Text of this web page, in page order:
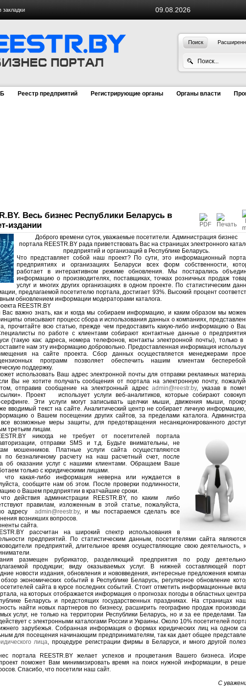
09.08.2026
закладки
Поиск
Реестр предприятий Регистрирующие органы Органы власти
Весь бизнес Республики Беларусь в
издании
Доброго времени суток, уважаемые посетители. Администрация бизнес
портала REESTR.BY рада приветствовать Вас на страницах электронного
предприятий и организаций в Республике Беларусь.
Что представляет собой наш проект? По сути, это информационный
предприятиях и организациях Беларуси всех форм собственности,
работает в интерактивном режиме обновления. Мы постарались
информацию о производителях, поставщиках, точках розничных продаж
услуг и многих других организациях в одном проекте. По статистическим
предлагаемой посетителю портала, достигает 93%. Высокий процент
обновлением информации модераторами каталога.
REESTR.BY
Вас важно знать, как и когда мы собираем информацию, и каким образом мы
описывают процесс сбора и использования данных о компаниях,
прочитайте всю статью, прежде чем предоставить какую-либо информацию о
по работе с клиентами собирают контактные данные о
(такую как: адреса, номера телефонов, контакты электронной почты), только в
нам эту информацию добровольно. Предоставленная информация
на сайте проекта. Сбор данных осуществляется менеджерами
программ позволяет обеспечить нашим клиентам
поддержку.
использовать Ваш адрес электронной почты для отправки рекламных
Вы не хотите получать сообщения от портала на электронную почту,
отправив сообщение на электронный адресadmin@reestr.by, указав в
Проект использует услуги веб-аналитиков, которые собирают
Эти услуги могут записывать щелчки мыши, движения мыши,
вводимый текст на сайте. Аналитический центр не собирает личную информацию,
о Вашем посещении других сайтов, за пределами каталога.
возможные меры защиты, для предотвращения несанкционированного
третьим лицам.
никогда не требует от посетителей портала
отправки SMS и т.д. Будьте внимательны, не
мошенников. Платные услуги сайта осуществляются
по безналичному расчету на наш расчетный счет, после
об оказании услуг с нашими клиентами. Обращаем Ваше
только с юридическими лицами.
что какая-либо информация неверна или нуждается в
сообщите нам об этом. После проверки подлинности,
о Вашем предприятии в кратчайшие сроки.
действия администрации REESTR.BY, по каким либо
правилам, изложенным в этой статье, пожалуйста,
адресуadmin@reestr.by, и мы постараемся сделать все
возникших вопросов.
сайта.
рассчитан на широкий спектр использования в
предприятий. По статистическим данным, посетителями сайта
предприятий, длительное время осуществляющие свою деятельность,
размещен рубрикатор, разделяющий предприятия по роду
продукции; виду оказываемых услуг. В нижней составляющей
новости издания, обновления и нововведения, интересные предложения
экономических событий в Республике Беларусь, регулярное обновление
сайта в курсе последних событий. Стоит отметить информационные
на которых отображается информация о прогнозах погоды в областных
Беларусь и предстоящих государственных праздниках. На страницах
найти новых партнеров по бизнесу, расширить географию продаж
услуг, не только на территории Республики Беларусь, но и за ее пределами.
с электронными каталогами России и Украины. Около 10% посетителей
зарубежья. Собранная информация о формах юридических лиц на одном
для посещения начинающим предпринимателям, так как дает общее
лица, процедуре регистрации фирмы в Беларуси, и много другой
портала REESTR.BY желает успехов и процветания Вашего бизнеса.
поможет Вам минимизировать время на поиск нужной информации, в
Спасибо, что посетили наш сайт.
С